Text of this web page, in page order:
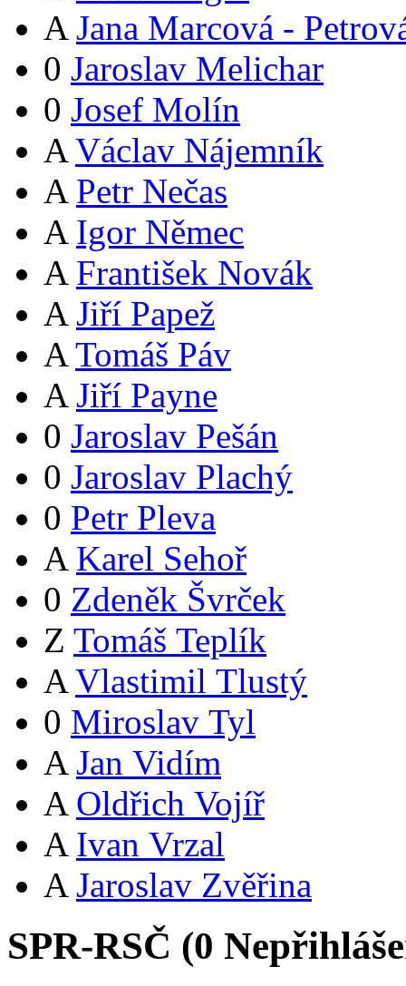
A Jana Marcová -
0 Jaroslav Melichar
0 Josef Molín
A Václav Nájemník
A Petr Nečas
A Igor Němec
A František Novák
A Jiří Papež
A Tomáš Páv
A Jiří Payne
0 Jaroslav Pešán
0 Jaroslav Plachý
0 Petr Pleva
A Karel Sehoř
0 Zdeněk Švrček
Z Tomáš Teplík
A Vlastimil Tlustý
0 Miroslav Tyl
A Jan Vidím
A Oldřich Vojíř
A Ivan Vrzal
A Jaroslav Zvěřina
SPR-RSČ (0